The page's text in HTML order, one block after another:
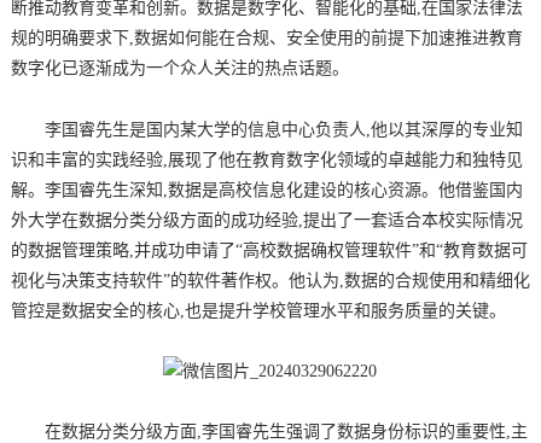
断推动教育变革和创新。数据是数字化、智能化的基础,在国家法律法
规的明确要求下,数据如何能在合规、安全使用的前提下加速推进教育
数字化已逐渐成为一个众人关注的热点话题。
李国睿先生是国内某大学的信息中心负责人,他以其深厚的专业知
识和丰富的实践经验,展现了他在教育数字化领域的卓越能力和独特见
解。李国睿先生深知,数据是高校信息化建设的核心资源。他借鉴国内
外大学在数据分类分级方面的成功经验,提出了一套适合本校实际情况
的数据管理策略,并成功申请了“高校数据确权管理软件”和“教育数据可
视化与决策支持软件”的软件著作权。他认为,数据的合规使用和精细化
管控是数据安全的核心,也是提升学校管理水平和服务质量的关键。
在数据分类分级方面,李国睿先生强调了数据身份标识的重要性,主